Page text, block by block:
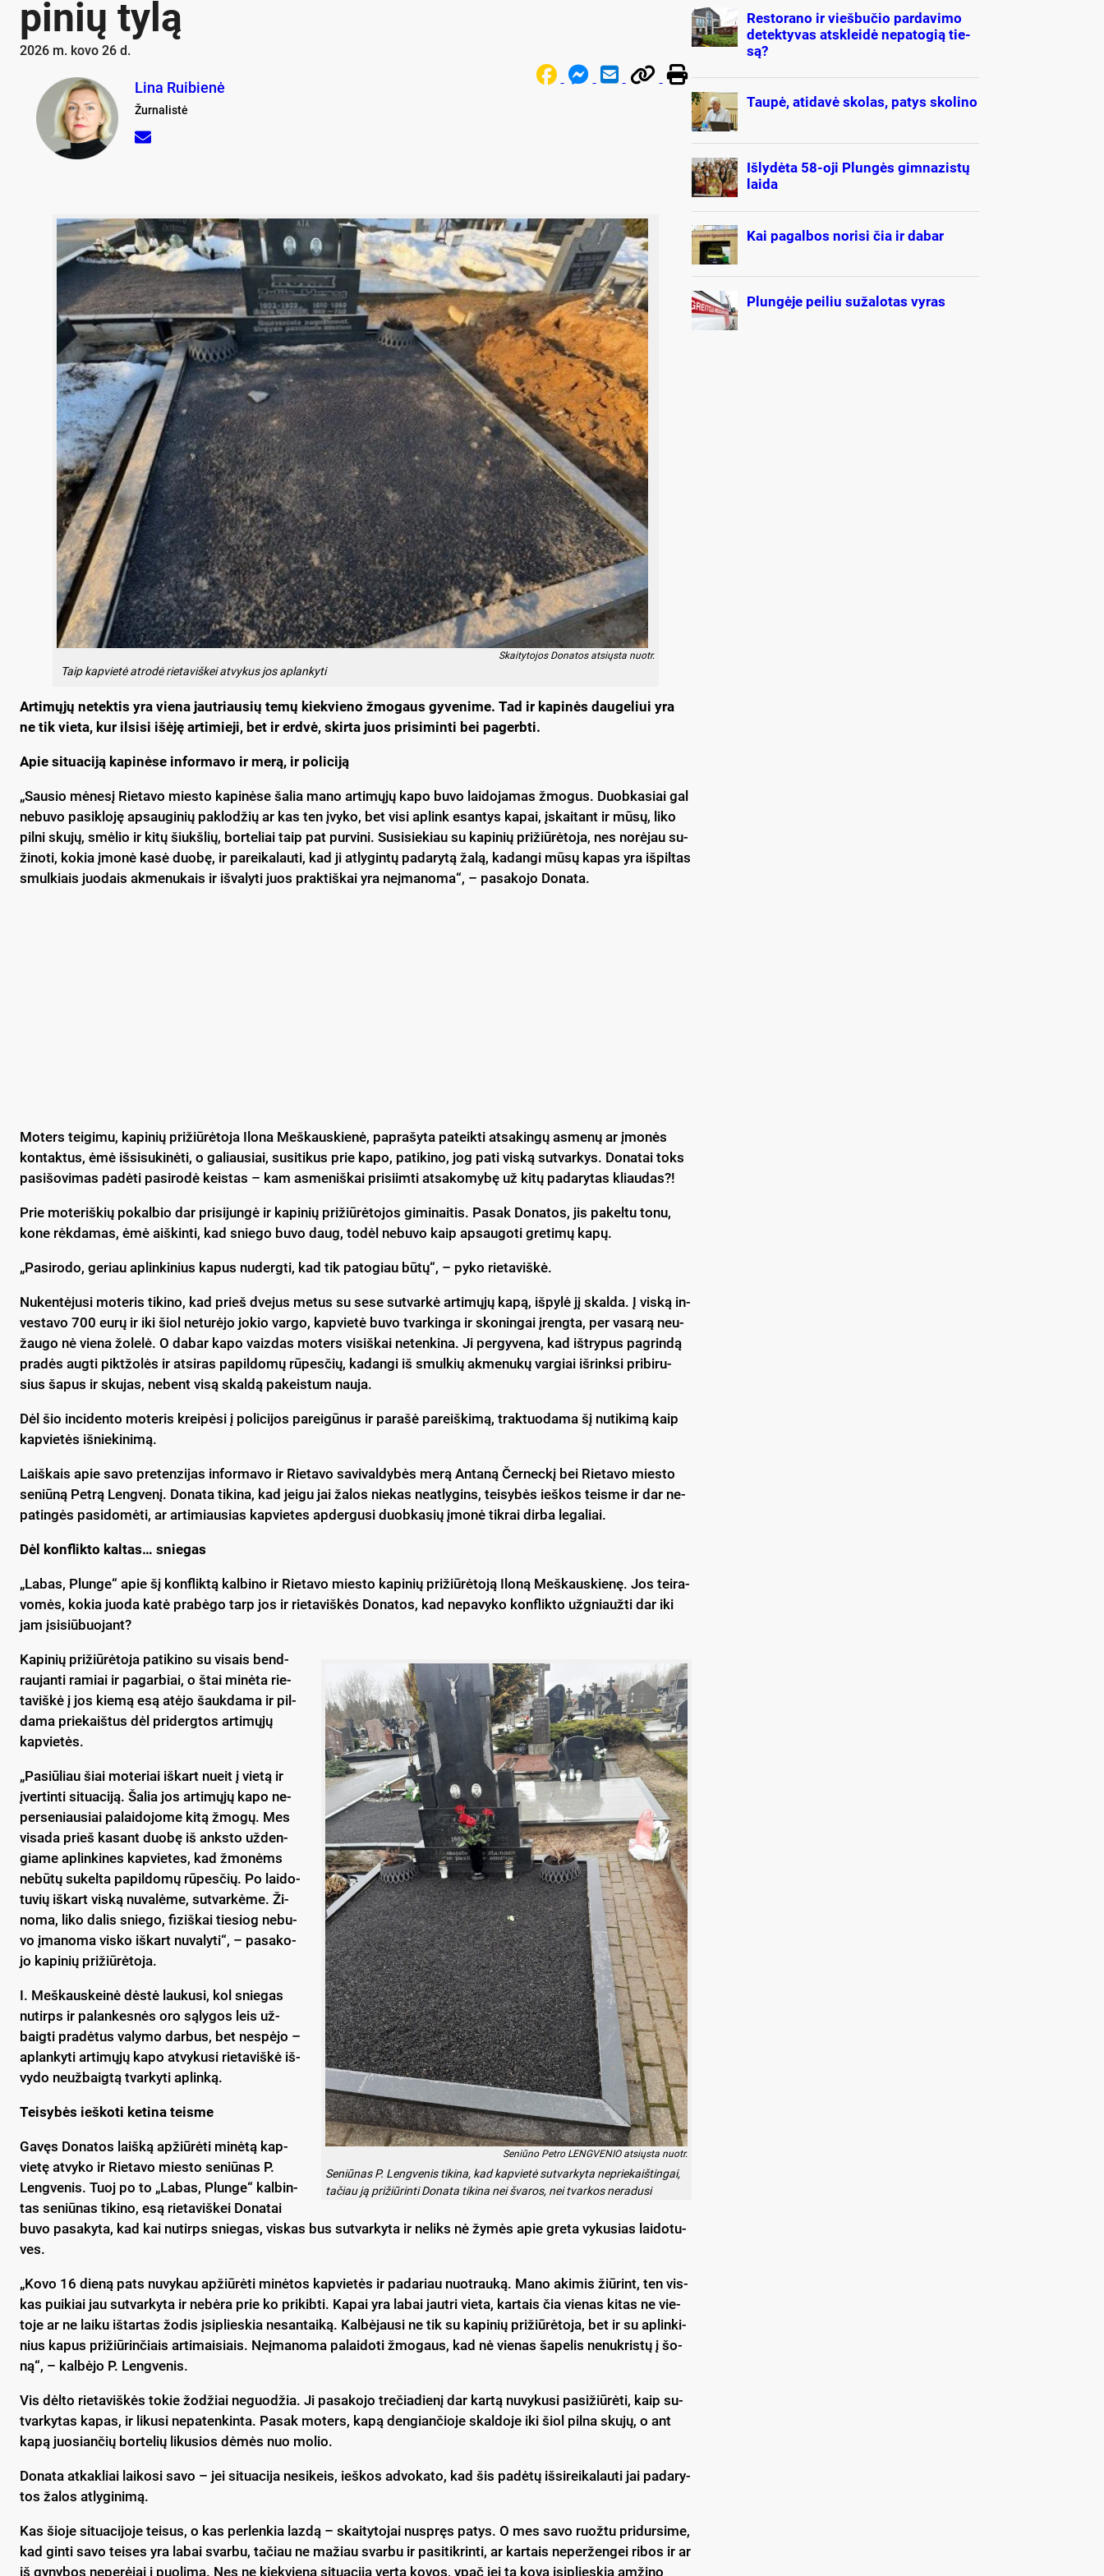
pi­nių ty­lą
2026 m. kovo 26 d.
Lina Ruibienė
Žurnalistė
Skai­ty­to­jos Do­na­tos at­siųs­ta nuo­tr.
Taip kap­vie­tė at­ro­dė rie­ta­viš­kei at­vy­kus jos ap­lan­ky­ti
Ar­ti­mų­jų ne­tek­tis yra vie­na jaut­riau­sių te­mų kiek­vie­no žmo­gaus gy­ve­ni­me. Tad ir ka­pi­nės dau­ge­liui yra
ne tik vie­ta, kur il­si­si išė­ję ar­ti­mie­ji, bet ir erd­vė, skir­ta juos pri­si­min­ti bei pa­gerb­ti.
Apie si­tua­ci­ją ka­pi­nė­se in­for­ma­vo ir me­rą, ir po­li­ci­ją
„Sau­sio mė­ne­sį Rie­ta­vo mies­to ka­pi­nė­se ša­lia ma­no ar­ti­mų­jų ka­po bu­vo lai­do­ja­mas žmo­gus. Duob­ka­siai gal
ne­bu­vo pa­si­klo­ję ap­sau­gi­nių pa­klo­džių ar kas ten įvy­ko, bet vi­si ap­link esan­tys ka­pai, įskai­tant ir mū­sų, li­ko
pil­ni sku­jų, smė­lio ir ki­tų šiukš­lių, bor­te­liai taip pat pur­vi­ni. Su­si­sie­kiau su ka­pi­nių pri­žiū­rė­to­ja, nes no­rė­jau su­
ži­no­ti, ko­kia įmo­nė ka­sė duo­bę, ir pa­rei­ka­lau­ti, kad ji at­ly­gin­tų pa­da­ry­tą ža­lą, ka­dan­gi mū­sų ka­pas yra iš­pil­tas
smul­kiais juo­dais ak­me­nu­kais ir iš­va­ly­ti juos pra­ktiš­kai yra neį­ma­no­ma“, – pa­sa­ko­jo Do­na­ta.
Mo­ters tei­gi­mu, ka­pi­nių pri­žiū­rė­to­ja Ilo­na Meš­kaus­kie­nė, pa­pra­šy­ta pa­teik­ti at­sa­kin­gų as­me­nų ar įmo­nės
kon­tak­tus, ėmė iš­si­su­ki­nė­ti, o ga­liau­siai, su­si­ti­kus prie ka­po, pa­ti­ki­no, jog pa­ti vis­ką su­tvar­kys. Do­na­tai toks
pa­si­šo­vi­mas pa­dė­ti pa­si­ro­dė keis­tas – kam as­me­niš­kai pri­siim­ti at­sa­ko­my­bę už ki­tų pa­da­ry­tas kliau­das?!
Prie mo­te­riš­kių po­kal­bio dar pri­si­jun­gė ir ka­pi­nių pri­žiū­rė­to­jos gi­mi­nai­tis. Pa­sak Do­na­tos, jis pa­kel­tu to­nu,
ko­ne rėk­da­mas, ėmė aiš­kin­ti, kad snie­go bu­vo daug, to­dėl ne­bu­vo kaip ap­sau­go­ti gre­ti­mų ka­pų.
„Pa­si­ro­do, ge­riau ap­lin­ki­nius ka­pus nu­derg­ti, kad tik pa­to­giau bū­tų“, – py­ko rie­ta­viš­kė.
Nu­ken­tė­ju­si mo­te­ris ti­ki­no, kad prieš dve­jus me­tus su se­se su­tvar­kė ar­ti­mų­jų ka­pą, iš­py­lė jį skal­da. Į vis­ką in­
ves­ta­vo 700 eu­rų ir iki šiol ne­tu­rė­jo jo­kio var­go, kap­vie­tė bu­vo tvar­kin­ga ir sko­nin­gai įreng­ta, per va­sa­rą neu­
žau­go nė vie­na žo­le­lė. O da­bar ka­po vaiz­das mo­ters vi­siš­kai ne­ten­ki­na. Ji per­gy­ve­na, kad iš­try­pus pa­grin­dą
pra­dės aug­ti pikt­žo­lės ir at­si­ras pa­pil­do­mų rū­pes­čių, ka­dan­gi iš smul­kių ak­me­nu­kų var­giai iš­rink­si pri­bi­ru­
sius ša­pus ir sku­jas, ne­bent vi­są skal­dą pa­keis­tum nau­ja.
Dėl šio in­ci­den­to mo­te­ris krei­pė­si į po­li­ci­jos pa­rei­gū­nus ir pa­ra­šė pa­reiš­ki­mą, trak­tuo­da­ma šį nu­ti­ki­mą kaip
kap­vie­tės iš­nie­ki­ni­mą.
Laiš­kais apie sa­vo pre­ten­zi­jas in­for­ma­vo ir Rie­ta­vo sa­vi­val­dy­bės me­rą An­ta­ną Čer­nec­kį bei Rie­ta­vo mies­to
se­niū­ną Pet­rą Leng­ve­nį. Do­na­ta ti­ki­na, kad jei­gu jai ža­los nie­kas neat­ly­gins, tei­sy­bės ieš­kos teis­me ir dar ne­
pa­tin­gės pa­si­do­mė­ti, ar ar­ti­miau­sias kap­vie­tes ap­der­gu­si duob­ka­sių įmo­nė tik­rai dir­ba le­ga­liai.
Dėl konf­lik­to kal­tas… snie­gas
„Labas, Plunge“ apie šį konf­lik­tą kal­bi­no ir Rie­ta­vo mies­to ka­pi­nių pri­žiū­rė­to­ją Ilo­ną Meš­kaus­kie­nę. Jos tei­ra­
vo­mės, ko­kia juo­da ka­tė pra­bė­go tarp jos ir rie­ta­viš­kės Do­na­tos, kad ne­pa­vy­ko konf­lik­to už­gniauž­ti dar iki
jam įsi­siū­buo­jant?
Se­niū­no Pet­ro LENG­VE­NIO at­siųs­ta nuo­tr.
Se­niū­nas P. Leng­ve­nis ti­ki­na, kad kap­vie­tė su­tvar­ky­ta ne­prie­kaiš­tin­gai,
ta­čiau ją pri­žiū­rin­ti Do­na­ta ti­ki­na nei šva­ros, nei tvar­kos ne­ra­du­si
Ka­pi­nių pri­žiū­rė­to­ja pa­ti­ki­no su vi­sais bend­
rau­jan­ti ra­miai ir pa­gar­biai, o štai mi­nė­ta rie­
ta­viš­kė į jos kie­mą esą atė­jo šauk­da­ma ir pil­
da­ma prie­kaiš­tus dėl pri­derg­tos ar­ti­mų­jų
kap­vie­tės.
„Pa­siū­liau šiai mo­te­riai iš­kart nueit į vie­tą ir
įver­tin­ti si­tua­ci­ją. Ša­lia jos ar­ti­mų­jų ka­po ne­
per­se­niau­siai pa­lai­do­jo­me ki­tą žmo­gų. Mes
vi­sa­da prieš ka­sant duo­bę iš anks­to už­den­
gia­me ap­lin­ki­nes kap­vie­tes, kad žmo­nėms
ne­bū­tų su­kel­ta pa­pil­do­mų rū­pes­čių. Po lai­do­
tu­vių iš­kart vis­ką nu­va­lė­me, su­tvar­kė­me. Ži­
no­ma, li­ko da­lis snie­go, fi­ziš­kai tie­siog ne­bu­
vo įma­no­ma vis­ko iš­kart nu­va­ly­ti“, – pa­sa­ko­
jo ka­pi­nių pri­žiū­rė­to­ja.
I. Meš­kaus­kei­nė dės­tė lau­ku­si, kol snie­gas
nu­tirps ir pa­lan­kes­nės oro są­ly­gos leis už­
baig­ti pra­dė­tus va­ly­mo dar­bus, bet ne­spė­jo –
ap­lan­ky­ti ar­ti­mų­jų ka­po at­vy­ku­si rie­ta­viš­kė iš­
vy­do neuž­baig­tą tvar­ky­ti ap­lin­ką.
Tei­sy­bės ieš­ko­ti ke­ti­na teis­me
Ga­vęs Do­na­tos laiš­ką ap­žiū­rė­ti mi­nė­tą kap­
vie­tę at­vy­ko ir Rie­ta­vo mies­to se­niū­nas P.
Leng­ve­nis. Tuoj po to „Labas, Plunge“ kal­bin­
tas se­niū­nas ti­ki­no, esą rie­ta­viš­kei Do­na­tai
bu­vo pa­sa­ky­ta, kad kai nu­tirps snie­gas, vis­kas bus su­tvar­ky­ta ir ne­liks nė žy­mės apie gre­ta vy­ku­sias lai­do­tu­
ves.
„Ko­vo 16 die­ną pa­ts nu­vy­kau ap­žiū­rė­ti mi­nė­tos kap­vie­tės ir pa­da­riau nuo­trau­ką. Ma­no aki­mis žiū­rint, ten vis­
kas pui­kiai jau su­tvar­ky­ta ir ne­bė­ra prie ko pri­kib­ti. Ka­pai yra la­bai jaut­ri vie­ta, kar­tais čia vie­nas ki­tas ne vie­
to­je ar ne lai­ku iš­tar­tas žo­dis įsi­plies­kia ne­san­tai­ką. Kal­bė­jau­si ne tik su ka­pi­nių pri­žiū­rė­to­ja, bet ir su ap­lin­ki­
nius ka­pus pri­žiū­rin­čiais ar­ti­mai­siais. Neį­ma­no­ma pa­lai­do­ti žmo­gaus, kad nė vie­nas ša­pe­lis ne­nuk­ris­tų į šo­
ną“, – kal­bė­jo P. Leng­ve­nis.
Vis dėl­to rie­ta­viš­kės to­kie žo­džiai ne­guo­džia. Ji pa­sa­ko­jo tre­čia­die­nį dar kar­tą nu­vy­ku­si pa­si­žiū­rė­ti, kaip su­
tvar­ky­tas ka­pas, ir li­ku­si ne­pa­ten­kin­ta. Pa­sak mo­ters, ka­pą den­gian­čio­je skal­do­je iki šiol pil­na sku­jų, o ant
ka­pą juo­sian­čių bor­te­lių li­ku­sios dė­mės nuo mo­lio.
Do­na­ta at­kak­liai lai­ko­si sa­vo – jei si­tua­ci­ja ne­si­keis, ieš­kos ad­vo­ka­to, kad šis pa­dė­tų iš­si­rei­ka­lau­ti jai pa­da­ry­
tos ža­los at­ly­gi­ni­mą.
Kas šio­je si­tua­ci­jo­je tei­sus, o kas per­len­kia laz­dą – skai­ty­to­jai nu­spręs pa­tys. O mes sa­vo ruož­tu pri­dur­si­me,
kad gin­ti sa­vo tei­ses yra la­bai svar­bu, ta­čiau ne ma­žiau svar­bu ir pa­si­tik­rin­ti, ar kar­tais ne­per­žen­gei ri­bos ir ar
iš gy­ny­bos ne­pe­rė­jai į puo­li­mą. Nes ne kiek­vie­na si­tua­ci­ja ver­ta ko­vos, ypač jei ta ko­va įsi­plies­kia am­ži­no